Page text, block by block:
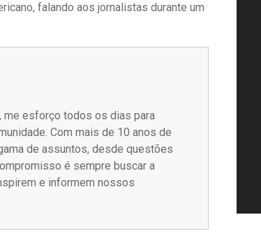
falando aos jornalistas durante um
me esforço todos os dias para
Com mais de 10 anos de
de assuntos, desde questões
é sempre buscar a
e informem nossos